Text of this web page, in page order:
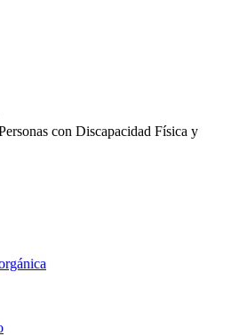
con Discapacidad Física y